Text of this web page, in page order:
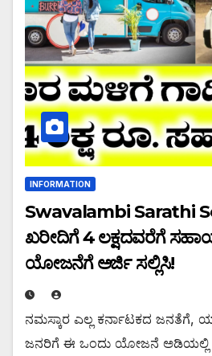
INFORMATION
Swavalambi Sarathi
ಖರೀದಿಗೆ 4 ಲಕ್ಷದವರೆಗೆ
ಯೋಜನೆಗೆ ಅರ್ಜಿ ಸಲ್ಲಿಸಿ!
ನಮಸ್ಕಾರ ಎಲ್ಲ ಕರ್ನಾಟಕದ ಜನತೆಗೆ,
ಜನರಿಗೆ ಈ ಒಂದು ಯೋಜನೆ ಅಡಿಯಲ್ಲಿ